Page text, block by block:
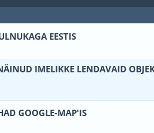
EESTIS3 Hääle(d) - 3.67 viiest
IMELIKKE LENDAVAID
GOOGLE-MAP'IS
1 Hääle(d) - 1 viiest